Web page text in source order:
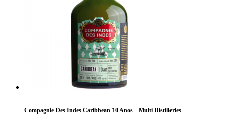
Compagnie Des Indes Caribbean 10 Anos – Multi Distilleries